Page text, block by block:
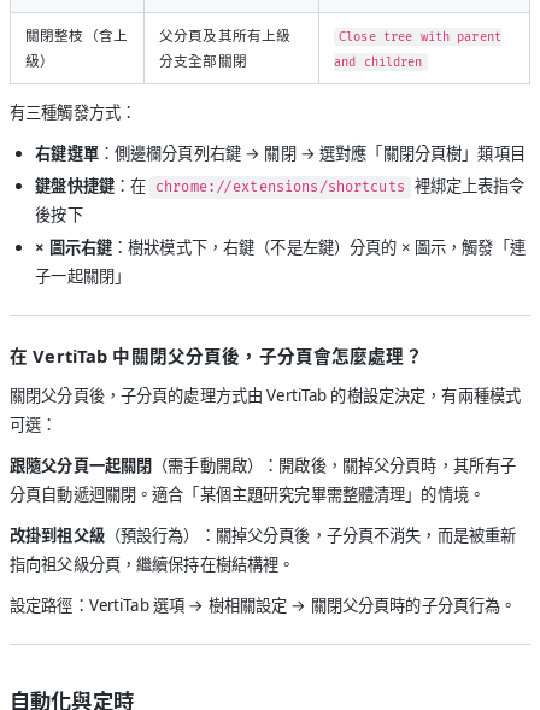
關閉整枝（含上
級）
父分頁及其所有上級
分支全部關閉
Close tree with parent
and children
有三種觸發方式：
右鍵選單：側邊欄分頁列右鍵 → 關閉 → 選對應「關閉分頁樹」類項目
鍵盤快捷鍵：在 chrome://extensions/shortcuts 裡綁定上表指令
後按下
× 圖示右鍵 ：樹狀模式下，右鍵（不是左鍵）分頁的 × 圖示，觸發「連
子一起關閉」
在 VertiTab 中關閉父分頁後，子分頁會怎麼處理？
關閉父分頁後，子分頁的處理方式由 VertiTab 的樹設定決定，有兩種模式
可選：
跟隨父分頁一起關閉
（需手動開啟）：開啟後，關掉父分頁時，其所有子
分頁自動遞迴關閉。適合「某個主題研究完畢需整體清理」的情境。
改掛到祖父級（預設行為）：關掉父分頁後，子分頁不消失，而是被重新
指向祖父級分頁，繼續保持在樹結構裡。
設定路徑：VertiTab 選項 → 樹相關設定 → 關閉父分頁時的子分頁行為。
自動化與定時